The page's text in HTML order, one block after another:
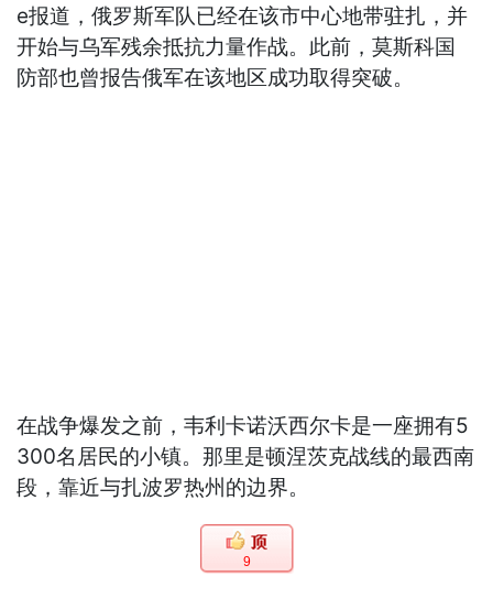
e报道，俄罗斯军队已经在该市中心地带驻扎，并
开始与乌军残余抵抗力量作战。此前，莫斯科国
防部也曾报告俄军在该地区成功取得突破。
在战争爆发之前，韦利卡诺沃西尔卡是一座拥有5
300名居民的小镇。那里是顿涅茨克战线的最西南
段，靠近与扎波罗热州的边界。
9